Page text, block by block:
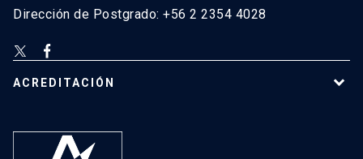
Dirección de Postgrado: +56 2 2354 4028
ACREDITACIÓN